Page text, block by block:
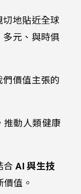
地貼近全球
元、與時俱
價值主張的
推動人類健康
合AI 與生技
值。